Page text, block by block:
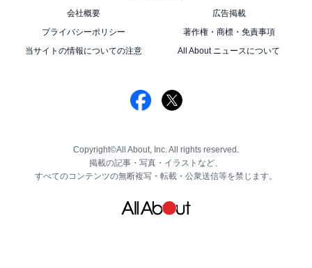
会社概要
広告掲載
プライバシーポリシー
著作権・商標・免責事項
当サイトの情報についての注意
All About ニュースについて
Copyright©All About, Inc. All rights reserved.
掲載の記事・写真・イラストなど、
すべてのコンテンツの無断複写・転載・公衆送信等を禁じます。